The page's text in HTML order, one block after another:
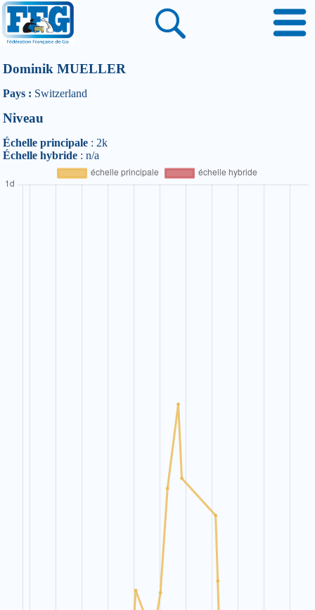
Dominik MUELLER
Pays : Switzerland
Niveau
Échelle principale : 2k
Échelle hybride : n/a